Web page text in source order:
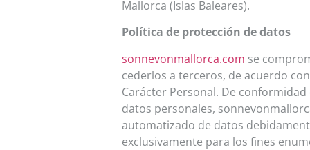
Mallorca (Islas Baleares).
Política de protección de datos
sonnevonmallorca.com se
cederlos a terceros, de acuerdo
Carácter Personal. De
datos personales,
automatizado de datos
exclusivamente para los fines